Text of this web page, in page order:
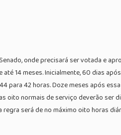
onde precisará ser votada e
14 meses. Inicialmente, 60 dias
para 42 horas. Doze meses após
oito normais de serviço deverão
será de no máximo oito horas